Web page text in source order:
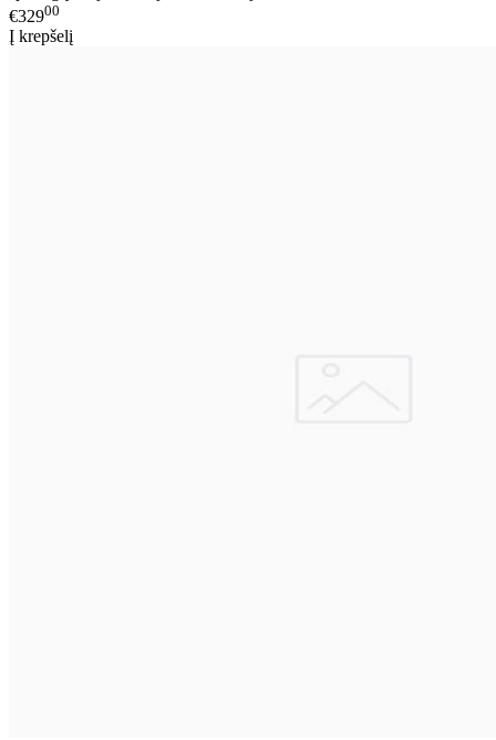
€32900
Į krepšelį